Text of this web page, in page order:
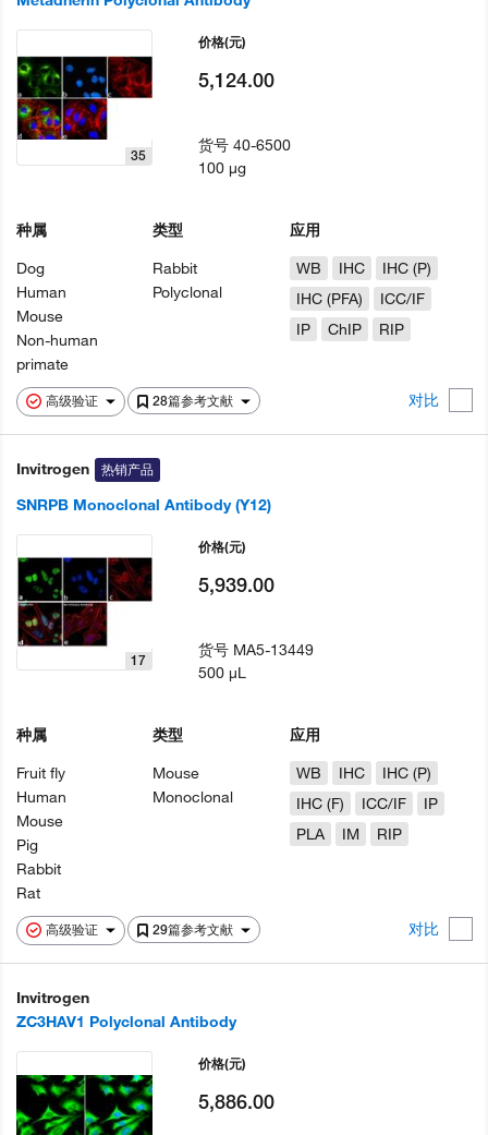
高级验证 28篇参考文献 对比
35
种属
Dog
Human
Mouse
Non-human
primate
类型
Rabbit
Polyclonal
应用
WB
IHC
IHC (P)
IHC (PFA)
ICC/IF
IP
ChIP RIP
价格(元)
5,124.00
货号40-6500
100 µg
Invitrogen 热销产品
SNRPB Monoclonal Antibody (Y12)
高级验证 29篇参考文献 对比
17
种属
Fruit fly
Human
Mouse
Pig
Rabbit
Rat
类型
Mouse
Monoclonal
应用
WB
IHC
IHC (P)
IHC (F)
ICC/IF
IP
PLA
IM RIP
价格(元)
5,939.00
货号 MA5-13449
500 µL
Invitrogen
ZC3HAV1 Polyclonal Antibody
价格(元)
5,886.00